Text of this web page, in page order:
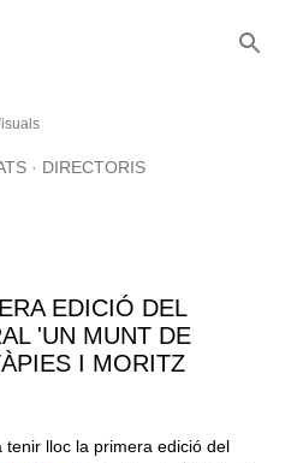
DIRECTORIS
EDICIÓ DEL
'UN MUNT DE
I MORITZ
tenir lloc la primera edició del